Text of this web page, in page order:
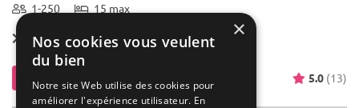
1-250 15 max
Location dès1 000 €
5.0 (13)
×
Nos cookies vous veulent
du bien
Notre site Web utilise des cookies pour
améliorer l'expérience utilisateur. En